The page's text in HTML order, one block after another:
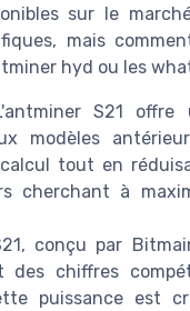
sur le
mais
hyd ou les
S21 offre
modèles
tout en
cherchant à
conçu par
des chiffres
puissance est